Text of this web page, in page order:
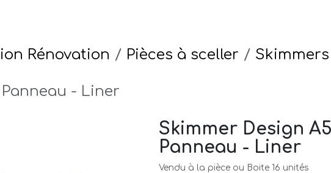
Rénovation Pièces à sceller Skimmers
- Liner
Skimmer Design
Panneau - Liner
Vendu à la pièce ou Boite 16 unités